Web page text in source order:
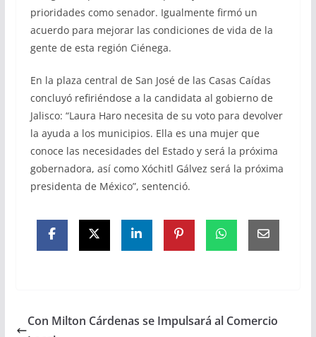
prioridades como senador. Igualmente firmó un
acuerdo para mejorar las condiciones de vida de la
gente de esta región Ciénega.
En la plaza central de San José de las Casas Caídas
concluyó refiriéndose a la candidata al gobierno de
Jalisco: “Laura Haro necesita de su voto para devolver
la ayuda a los municipios. Ella es una mujer que
conoce las necesidades del Estado y será la próxima
gobernadora, así como Xóchitl Gálvez será la próxima
presidenta de México”, sentenció.
Con Milton Cárdenas se Impulsará al Comercio